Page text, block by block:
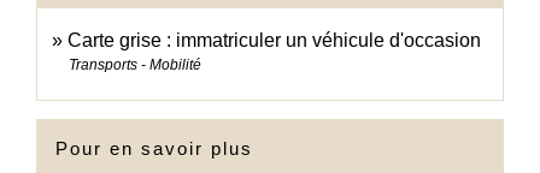
Carte grise : immatriculer un véhicule d'occasion
Transports - Mobilité
Pour en savoir plus